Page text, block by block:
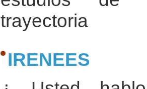
trayectoria
IRENEES